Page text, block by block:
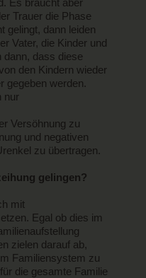
Es braucht aber
Trauer die Phase
gelingt, dann leiden
Vater, die Kinder und
dann, dass diese
den Kindern wieder
gegeben werden.
nur
Versöhnung zu
und negativen
zu übertragen.
gelingen?
mit
Egal ob dies im
zielen darauf ab,
Familiensystem zu
die gesamte Familie